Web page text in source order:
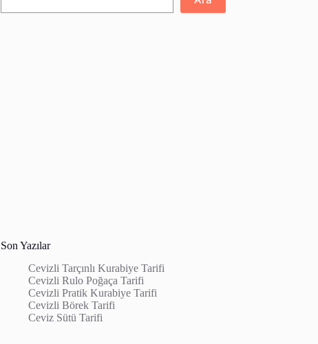
Son Yazılar
Cevizli Tarçınlı Kurabiye Tarifi
Cevizli Rulo Poğaça Tarifi
Cevizli Pratik Kurabiye Tarifi
Cevizli Börek Tarifi
Ceviz Sütü Tarifi